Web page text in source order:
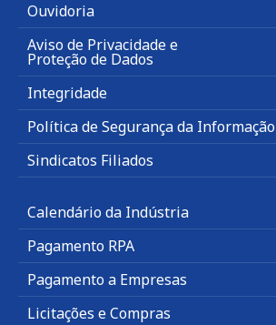
Ouvidoria
Aviso de Privacidade e
Proteção de Dados
Integridade
Política de Segurança da Informação
Sindicatos Filiados
Calendário da Indústria
Pagamento RPA
Pagamento a Empresas
Licitações e Compras